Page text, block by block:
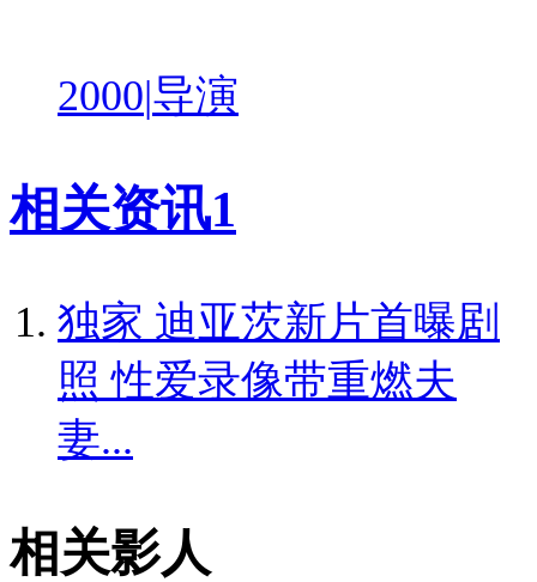
2000|导演
相关资讯1
独家 迪亚茨新片首曝剧
照 性爱录像带重燃夫
妻...
相关影人